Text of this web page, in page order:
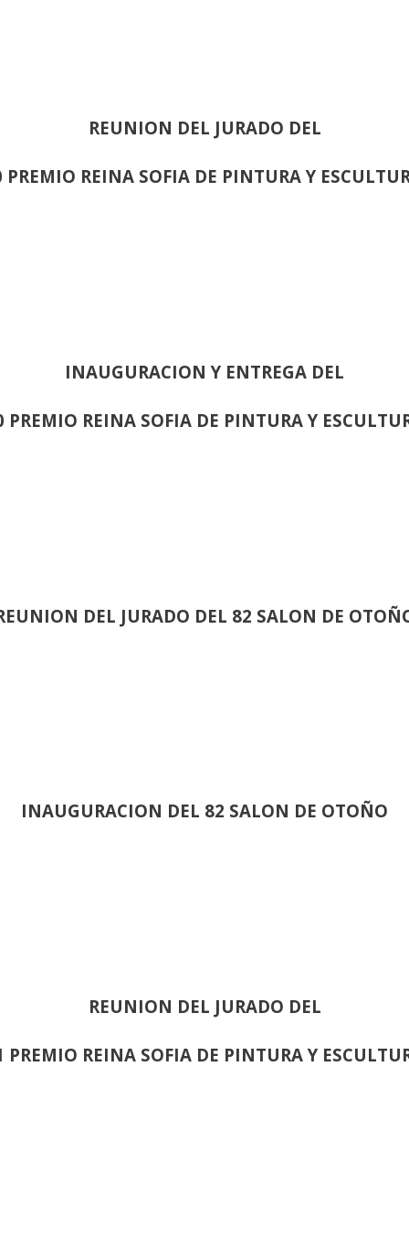
REUNION DEL JURADO DEL
PREMIO REINA SOFIA DE PINTURA Y
INAUGURACION Y ENTREGA DEL
PREMIO REINA SOFIA DE PINTURA Y
DEL JURADO DEL 82 SALON DE
INAUGURACION DEL 82 SALON DE OTOÑO
REUNION DEL JURADO DEL
PREMIO REINA SOFIA DE PINTURA Y